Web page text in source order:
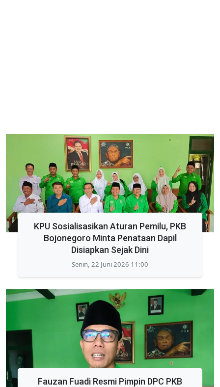
KPU Sosialisasikan Aturan Pemilu, PKB
Bojonegoro Minta Penataan Dapil
Disiapkan Sejak Dini
Senin, 22 Juni 2026 11:00
Fauzan Fuadi Resmi Pimpin DPC PKB